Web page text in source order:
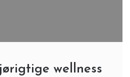
wellness